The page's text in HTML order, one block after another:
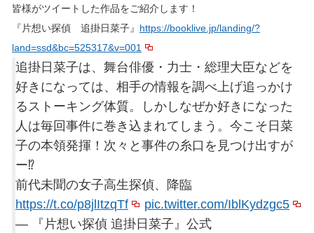
皆様がツイートした作品をご紹介します！
『片想い探偵 追掛日菜子』 https://booklive.jp/landing/?
land=ssd&bc=525317&v=001
追掛日菜子は、舞台俳優・力士・総理大臣などを
好きになっては、相手の情報を調べ上げ追っかけ
るストーキング体質。しかしなぜか好きになった
人は毎回事件に巻き込まれてしまう。今こそ日菜
子の本領発揮！次々と事件の糸口を見つけ出すが
ー⁉️
前代未聞の女子高生探偵、降臨
https://t.co/p8jlItzqTf
pic.twitter.com/IblKydzgc5
— 『片想い探偵 追掛日菜子』公式